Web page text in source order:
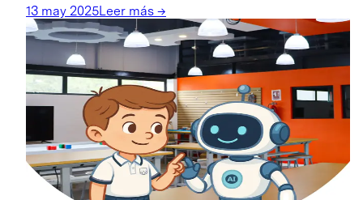
13 may 2025Leer más →